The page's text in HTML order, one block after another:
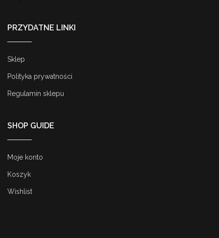
PRZYDATNE LINKI
Sklep
Polityka prywatności
Regulamin sklepu
SHOP GUIDE
Moje konto
Koszyk
Wishlist